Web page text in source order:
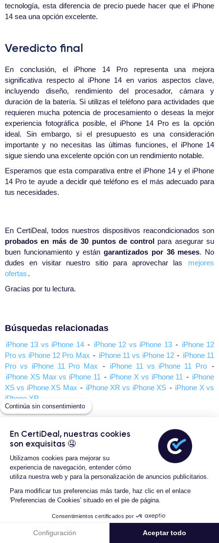
Continúa sin consentimiento
En CertiDeal, nuestras cookies
son exquisitas 🤤
Utilizamos cookies para mejorar su
experiencia de navegación, entender cómo
utiliza nuestra web y para la personalización de anuncios publicitarios.
Para modificar tus preferencias más tarde, haz clic en el enlace
'Preferencias de Cookies' situado en el pie de página.
Consentimientos certificados por
Configuración Aceptar todo
tecnología, esta diferencia de precio puede hacer que el iPhone
14 sea una opción excelente.
Veredicto final
En conclusión, el iPhone 14 Pro representa una mejora
significativa respecto al iPhone 14 en varios aspectos clave,
incluyendo diseño, rendimiento del procesador, cámara y
duración de la batería. Si utilizas el teléfono para actividades que
requieren mucha potencia de procesamiento o deseas la mejor
experiencia fotográfica posible, el iPhone 14 Pro es la opción
ideal. Sin embargo, si el presupuesto es una consideración
importante y no necesitas las últimas funciones, el iPhone 14
sigue siendo una excelente opción con un rendimiento notable.
Esperamos que esta comparativa entre el iPhone 14 y el iPhone
14 Pro te ayude a decidir qué teléfono es el más adecuado para
tus necesidades.
En CertiDeal, todos nuestros dispositivos reacondicionados son
probados en más de 30 puntos de control para asegurar su
buen funcionamiento y están garantizados por 36 meses. No
dudes en visitar nuestro sitio para aprovechar las
mejores
ofertas .
Gracias por tu lectura.
Búsquedas relacionadas
iPhone 13 vs iPhone 14 - iPhone 12 vs iPhone 13 - iPhone 12
Pro vs iPhone 12 Pro Max - iPhone 11 vs iPhone 12 - iPhone 11
Pro vs iPhone 11 Pro Max
- iPhone 11 vs iPhone 11 Pro -
iPhone XS Max vs iPhone 11 - iPhone X vs iPhone 11 - iPhone
XS vs iPhone XS Max - iPhone XR vs iPhone XS - iPhone X vs
iPhone XR
Página principal "CONSEJOS Y SUGERENCIAS"
Formas de pago